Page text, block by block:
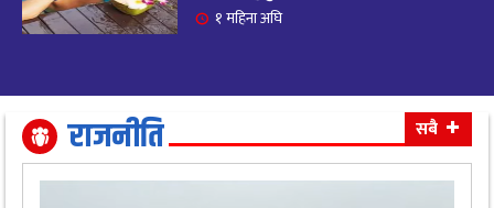
धैर्यले सफलता मिल्नेछ
११ महिना अघि
१ महिना अघि
राजनीति सबै